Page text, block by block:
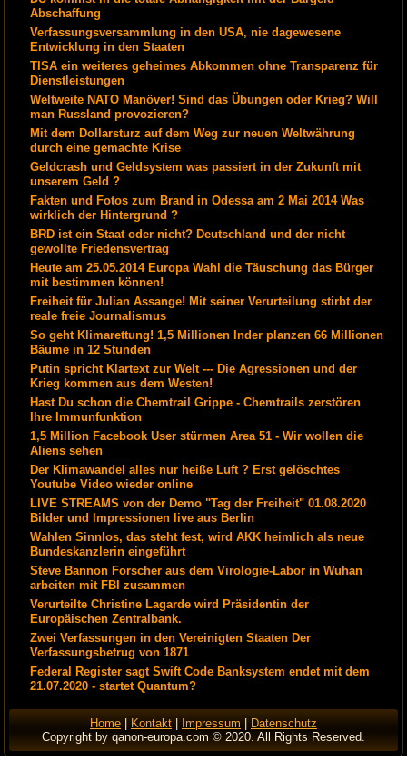
Abschaffung
Verfassungsversammlung in den USA, nie dagewesene
Entwicklung in den Staaten
TISA ein weiteres geheimes Abkommen ohne Transparenz für
Dienstleistungen
Weltweite NATO Manöver! Sind das Übungen oder Krieg? Will
man Russland provozieren?
Mit dem Dollarsturz auf dem Weg zur neuen Weltwährung
durch eine gemachte Krise
Geldcrash und Geldsystem was passiert in der Zukunft mit
unserem Geld ?
Fakten und Fotos zum Brand in Odessa am 2 Mai 2014 Was
wirklich der Hintergrund ?
BRD ist ein Staat oder nicht? Deutschland und der nicht
gewollte Friedensvertrag
Heute am 25.05.2014 Europa Wahl die Täuschung das Bürger
mit bestimmen können!
Freiheit für Julian Assange! Mit seiner Verurteilung stirbt der
reale freie Journalismus
So geht Klimarettung! 1,5 Millionen Inder planzen 66 Millionen
Bäume in 12 Stunden
Putin spricht Klartext zur Welt --- Die Agressionen und der
Krieg kommen aus dem Westen!
Hast Du schon die Chemtrail Grippe - Chemtrails zerstören
Ihre Immunfunktion
1,5 Million Facebook User stürmen Area 51 - Wir wollen die
Aliens sehen
Der Klimawandel alles nur heiße Luft ? Erst gelöschtes
Youtube Video wieder online
LIVE STREAMS von der Demo "Tag der Freiheit" 01.08.2020
Bilder und Impressionen live aus Berlin
Wahlen Sinnlos, das steht fest, wird AKK heimlich als neue
Bundeskanzlerin eingeführt
Steve Bannon Forscher aus dem Virologie-Labor in Wuhan
arbeiten mit FBI zusammen
Verurteilte Christine Lagarde wird Präsidentin der
Europäischen Zentralbank.
Zwei Verfassungen in den Vereinigten Staaten Der
Verfassungsbetrug von 1871
Federal Register sagt Swift Code Banksystem endet mit dem
21.07.2020 - startet Quantum?
Home Kontakt Impressum
Datenschutz
Copyright by qanon-europa.com © 2020. All Rights Reserved.